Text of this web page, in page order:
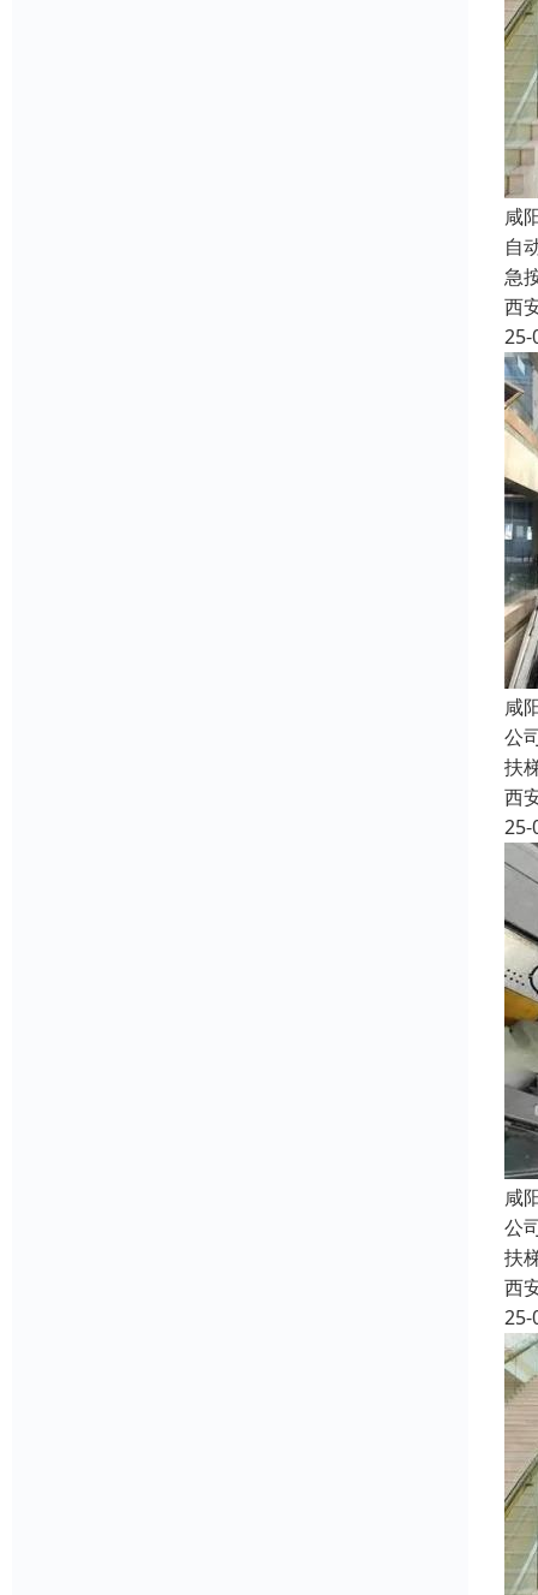
咸
自
急
西
25-
咸
公
扶
西
25-
咸
公
扶
西
25-